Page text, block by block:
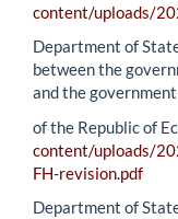
content/uploads/
Department of
between the
and the government
of the Republic of
content/uploads/
FH-revision.pdf
Department of